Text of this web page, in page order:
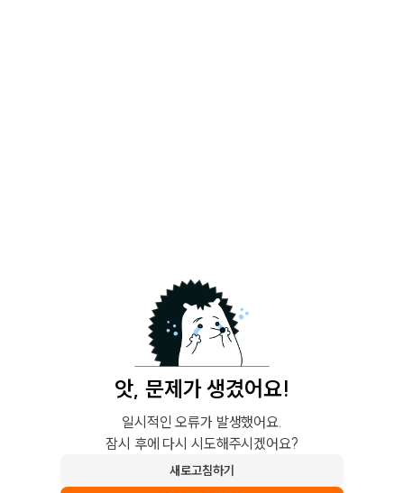
앗, 문제가 생겼어요!
일시적인 오류가 발생했어요.
잠시 후에 다시 시도해주시겠어요?
새로고침하기